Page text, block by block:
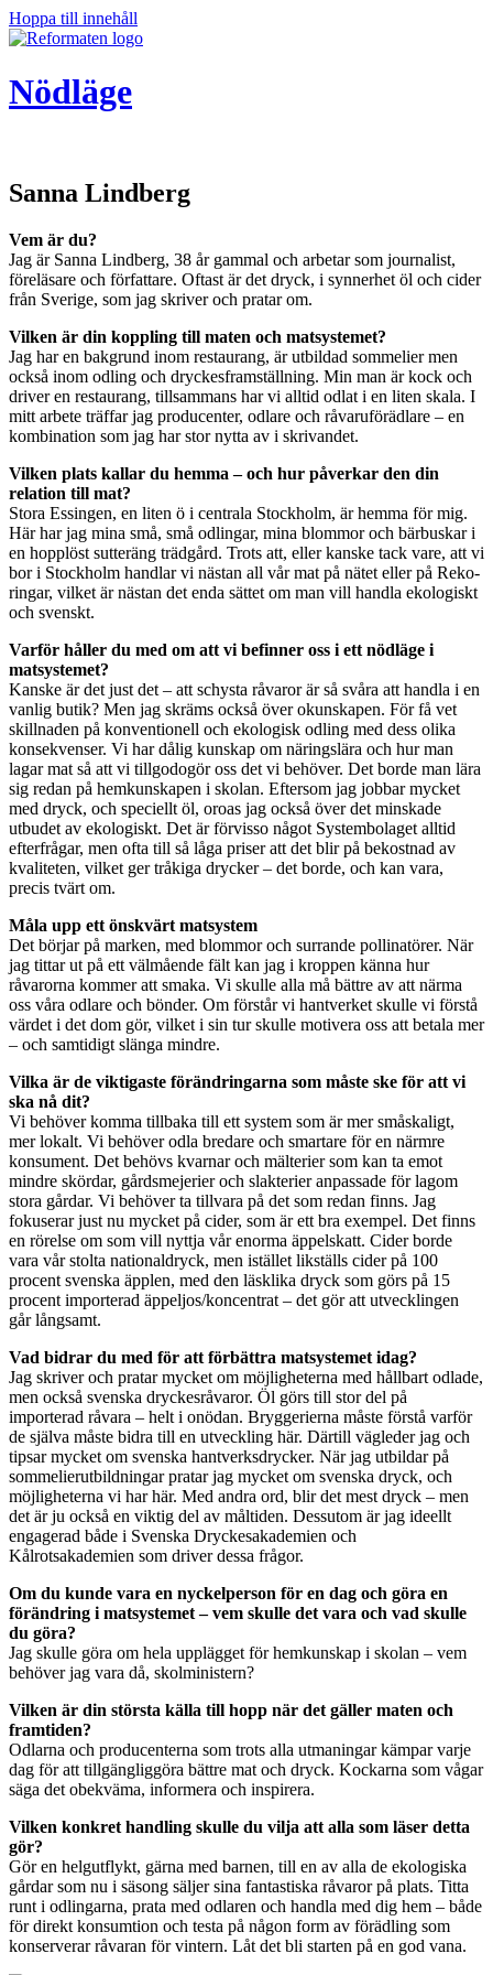
Hoppa till innehåll
Nödläge
Sanna Lindberg
Vem är du?
Jag är Sanna Lindberg, 38 år gammal och arbetar som journalist,
föreläsare och författare. Oftast är det dryck, i synnerhet öl och cider
från Sverige, som jag skriver och pratar om.
Vilken är din koppling till maten och matsystemet?
Jag har en bakgrund inom restaurang, är utbildad sommelier men
också inom odling och dryckesframställning. Min man är kock och
driver en restaurang, tillsammans har vi alltid odlat i en liten skala. I
mitt arbete träffar jag producenter, odlare och råvaruförädlare – en
kombination som jag har stor nytta av i skrivandet.
Vilken plats kallar du hemma – och hur påverkar den din
relation till mat?
Stora Essingen, en liten ö i centrala Stockholm, är hemma för mig.
Här har jag mina små, små odlingar, mina blommor och bärbuskar i
en hopplöst sutteräng trädgård. Trots att, eller kanske tack vare, att vi
bor i Stockholm handlar vi nästan all vår mat på nätet eller på Reko-
ringar, vilket är nästan det enda sättet om man vill handla ekologiskt
och svenskt.
Varför håller du med om att vi befinner oss i ett nödläge i
matsystemet?
Kanske är det just det – att schysta råvaror är så svåra att handla i en
vanlig butik? Men jag skräms också över okunskapen. För få vet
skillnaden på konventionell och ekologisk odling med dess olika
konsekvenser. Vi har dålig kunskap om näringslära och hur man
lagar mat så att vi tillgodogör oss det vi behöver. Det borde man lära
sig redan på hemkunskapen i skolan. Eftersom jag jobbar mycket
med dryck, och speciellt öl, oroas jag också över det minskade
utbudet av ekologiskt. Det är förvisso något Systembolaget alltid
efterfrågar, men ofta till så låga priser att det blir på bekostnad av
kvaliteten, vilket ger tråkiga drycker – det borde, och kan vara,
precis tvärt om.
Måla upp ett önskvärt matsystem
Det börjar på marken, med blommor och surrande pollinatörer. När
jag tittar ut på ett välmående fält kan jag i kroppen känna hur
råvarorna kommer att smaka. Vi skulle alla må bättre av att närma
oss våra odlare och bönder. Om förstår vi hantverket skulle vi förstå
värdet i det dom gör, vilket i sin tur skulle motivera oss att betala mer
– och samtidigt slänga mindre.
Vilka är de viktigaste förändringarna som måste ske för att vi
ska nå dit?
Vi behöver komma tillbaka till ett system som är mer småskaligt,
mer lokalt. Vi behöver odla bredare och smartare för en närmre
konsument. Det behövs kvarnar och mälterier som kan ta emot
mindre skördar, gårdsmejerier och slakterier anpassade för lagom
stora gårdar. Vi behöver ta tillvara på det som redan finns. Jag
fokuserar just nu mycket på cider, som är ett bra exempel. Det finns
en rörelse om som vill nyttja vår enorma äppelskatt. Cider borde
vara vår stolta nationaldryck, men istället likställs cider på 100
procent svenska äpplen, med den läsklika dryck som görs på 15
procent importerad äppeljos/koncentrat – det gör att utvecklingen
går långsamt.
Vad bidrar du med för att förbättra matsystemet idag?
Jag skriver och pratar mycket om möjligheterna med hållbart odlade,
men också svenska dryckesråvaror. Öl görs till stor del på
importerad råvara – helt i onödan. Bryggerierna måste förstå varför
de själva måste bidra till en utveckling här. Därtill vägleder jag och
tipsar mycket om svenska hantverksdrycker. När jag utbildar på
sommelierutbildningar pratar jag mycket om svenska dryck, och
möjligheterna vi har här. Med andra ord, blir det mest dryck – men
det är ju också en viktig del av måltiden. Dessutom är jag ideellt
engagerad både i Svenska Dryckesakademien och
Kålrotsakademien som driver dessa frågor.
Om du kunde vara en nyckelperson för en dag och göra en
förändring i matsystemet – vem skulle det vara och vad skulle
du göra?
Jag skulle göra om hela upplägget för hemkunskap i skolan – vem
behöver jag vara då, skolministern?
Vilken är din största källa till hopp när det gäller maten och
framtiden?
Odlarna och producenterna som trots alla utmaningar kämpar varje
dag för att tillgängliggöra bättre mat och dryck. Kockarna som vågar
säga det obekväma, informera och inspirera.
Vilken konkret handling skulle du vilja att alla som läser detta
gör?
Gör en helgutflykt, gärna med barnen, till en av alla de ekologiska
gårdar som nu i säsong säljer sina fantastiska råvaror på plats. Titta
runt i odlingarna, prata med odlaren och handla med dig hem – både
för direkt konsumtion och testa på någon form av förädling som
konserverar råvaran för vintern. Låt det bli starten på en god vana.